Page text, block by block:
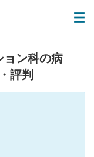
ョン科の病
評判